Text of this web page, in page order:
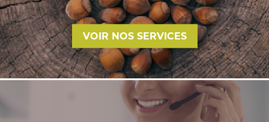
VOIR NOS SERVICES